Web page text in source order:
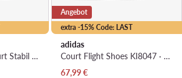
Disney Princess Court Stabil Indoor Shoes KJ0656 · Hallenschuhe
extra -15% Code: LAST
Angebot
adidas
Court Flight Shoes KI8047 · Hallenschuhe
Aktueller Preis
67,99€